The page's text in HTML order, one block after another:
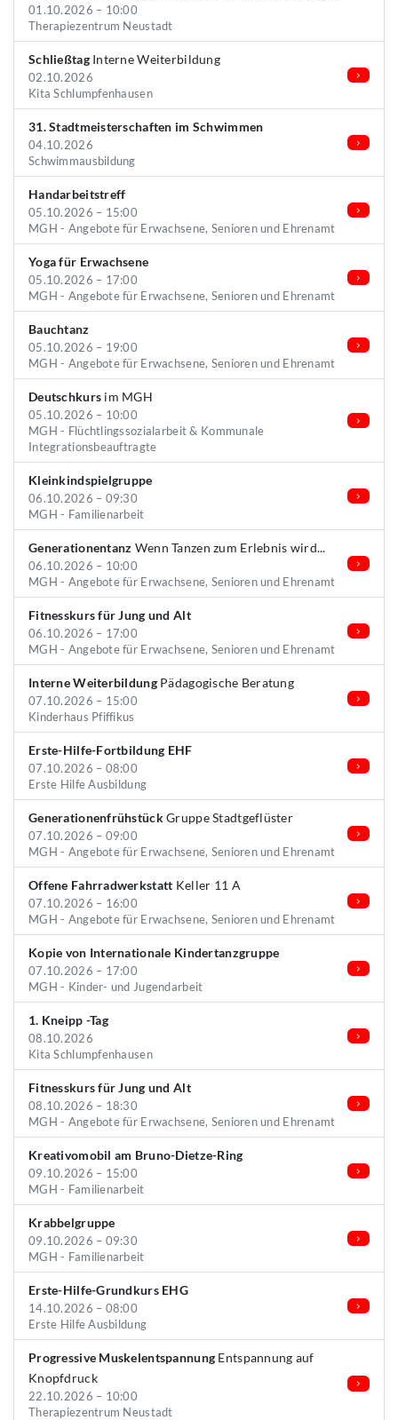
01.10.2026 – 10:00
Therapiezentrum Neustadt
SchließtagInterne Weiterbildung
02.10.2026
Kita Schlumpfenhausen
31. Stadtmeisterschaften im Schwimmen
04.10.2026
Schwimmausbildung
Handarbeitstreff
05.10.2026 – 15:00
MGH - Angebote für Erwachsene, Senioren und Ehrenamt
Yoga für Erwachsene
05.10.2026 – 17:00
MGH - Angebote für Erwachsene, Senioren und Ehrenamt
Bauchtanz
05.10.2026 – 19:00
MGH - Angebote für Erwachsene, Senioren und Ehrenamt
Deutschkurs im MGH
05.10.2026 – 10:00
MGH - Flüchtlingssozialarbeit & Kommunale
Integrationsbeauftragte
Kleinkindspielgruppe
06.10.2026 – 09:30
MGH - Familienarbeit
Generationentanz Wenn Tanzen zum Erlebnis wird...
06.10.2026 – 10:00
MGH - Angebote für Erwachsene, Senioren und Ehrenamt
Fitnesskurs für Jung und Alt
06.10.2026 – 17:00
MGH - Angebote für Erwachsene, Senioren und Ehrenamt
Interne WeiterbildungPädagogische Beratung
07.10.2026 – 15:00
Kinderhaus Pfiffikus
Erste-Hilfe-Fortbildung EHF
07.10.2026 – 08:00
Erste Hilfe Ausbildung
GenerationenfrühstückGruppe Stadtgeflüster
07.10.2026 – 09:00
MGH - Angebote für Erwachsene, Senioren und Ehrenamt
Offene Fahrradwerkstatt Keller 11 A
07.10.2026 – 16:00
MGH - Angebote für Erwachsene, Senioren und Ehrenamt
Kopie von Internationale Kindertanzgruppe
07.10.2026 – 17:00
MGH - Kinder- und Jugendarbeit
1. Kneipp -Tag
08.10.2026
Kita Schlumpfenhausen
Fitnesskurs für Jung und Alt
08.10.2026 – 18:30
MGH - Angebote für Erwachsene, Senioren und Ehrenamt
Kreativomobil am Bruno-Dietze-Ring
09.10.2026 – 15:00
MGH - Familienarbeit
Krabbelgruppe
09.10.2026 – 09:30
MGH - Familienarbeit
Erste-Hilfe-Grundkurs EHG
14.10.2026 – 08:00
Erste Hilfe Ausbildung
Progressive Muskelentspannung Entspannung auf
Knopfdruck
22.10.2026 – 10:00
Therapiezentrum Neustadt